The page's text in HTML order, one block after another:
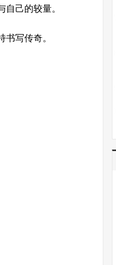
己的较量。
写传奇。